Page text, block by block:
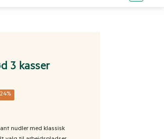
3 kasser
nudler med klassisk